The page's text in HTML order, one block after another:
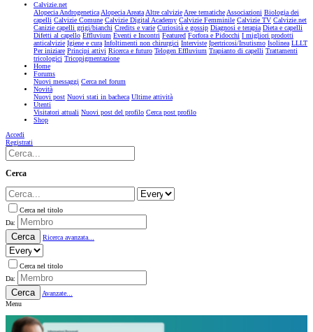
Calvizie.net
Alopecia AndrogeneticaAlopecia AreataAltre calvizieAree tematicheAssociazioni Biologia dei
capelli Calvizie Comune Calvizie Digital Academy Calvizie Femminile Calvizie TV Calvizie.net
Canizie capelli grigi/bianchi Credits e varie Curiosità e gossip Diagnosi e terapia Dieta e capelli
Difetti al capello Effluvium Eventi e Incontri Featured Forfora e Pidocchi I migliori prodotti
anticalvizie Igiene e cura Infoltimenti non chirurgici Interviste Ipertricosi/Irsutismo Isolinea LLLT
Per iniziare Principi attivi Ricerca e futuro Telogen Effluvium Trapianto di capelli Trattamenti
tricologici Tricopigmentazione
Home
Forums
Nuovi messaggi Cerca nel forum
Novità
Nuovi post Nuovi stati in bacheca Ultime attività
Utenti
Visitatori attuali Nuovi post del profilo Cerca post profilo
Shop
Accedi
Registrati
Cerca
Cerca nel titolo
Da:
Cerca Ricerca avanzata...
Cerca nel titolo
Da:
Cerca
Avanzate...
Menu